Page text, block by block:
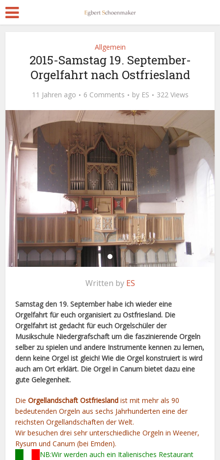
Allgemein
2015-Samstag 19. September-
Orgelfahrt nach Ostfriesland
11 Jahren ago 6 Comments by ES 322 Views
Written by ES
Samstag den 19. September habe ich wieder eine
Orgelfahrt für euch organisiert zu Ostfriesland. Die
Orgelfahrt ist gedacht für euch Orgelschüler der
Musikschule Niedergrafschaft um die faszinierende Orgeln
selber zu spielen und andere Instrumente kennen zu lernen,
denn keine Orgel ist gleich! Wie die Orgel konstruiert is wird
auch am Ort erklärt. Die Orgel in Canum bietet dazu eine
gute Gelegenheit.
DieOrgellandschaft Ostfriesland ist mit mehr als 90
bedeutendenOrgeln aus sechs Jahrhunderten eine der
reichstenOrgellandschaften der Welt.
Wir besuchen drei sehr unterschiedliche Orgeln in Weener,
Rysum und Canum (bei Emden).
NB:Wir werden auch ein Italienisches Restaurant